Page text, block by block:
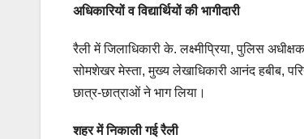
अधिकारियों व विद्यार्थियों की भागीदारी
रैली में जिलाधिकारी के. लक्ष्मीप्रिया, पुलिस
सोमशेखर मेस्ता, मुख्य लेखाधिकारी आनंद हबीब,
छात्र-छात्राओं ने भाग लिया।
शहर में निकाली गई रैली